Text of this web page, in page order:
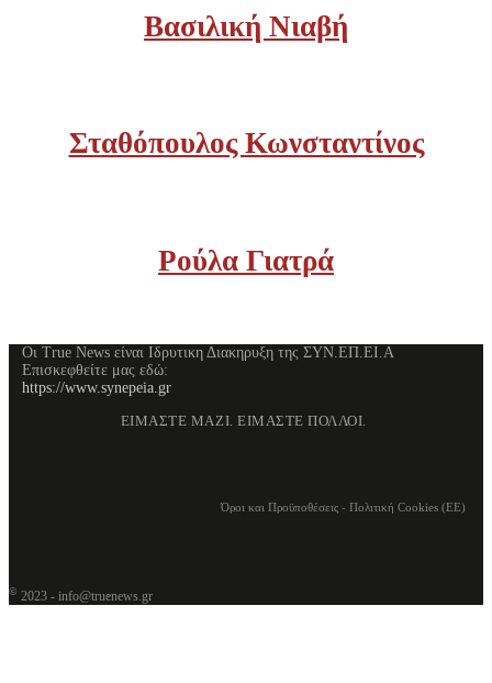
Βασιλική Νιαβή
Σταθόπουλος Κωνσταντίνος
Ρούλα Γιατρά
Οι True News είναι Ιδρυτικη Διακηρυξη της ΣΥΝ.ΕΠ.ΕΙ.Α
Επισκεφθείτε μας εδώ:
https://www.synepeia.gr
ΕΙΜΑΣΤΕ ΜΑΖΙ. ΕΙΜΑΣΤΕ ΠΟΛΛΟΙ.
Όροι και Προϋποθέσεις- Πολιτική Cookies (ΕΕ)
© 2023 - info@truenews.gr